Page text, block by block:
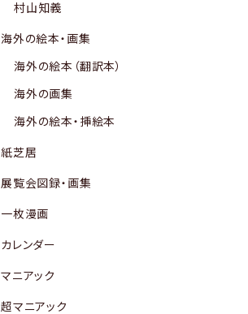
村山知義
海外の絵本・画集
海外の絵本（翻訳本）
海外の画集
海外の絵本・挿絵本
紙芝居
展覧会図録・画集
一枚漫画
カレンダー
マニアック
超マニアック